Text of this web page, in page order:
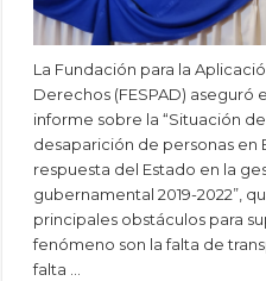
La Fundación para la
Derechos (FESPAD) aseguró
informe sobre la “Situación
desaparición de personas en
respuesta del Estado en la
gubernamental 2019-2022”,
principales obstáculos para
fenómeno son la falta de
falta …